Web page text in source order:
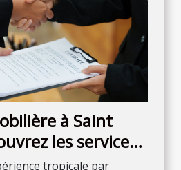
à Saint
les services
tropicale par